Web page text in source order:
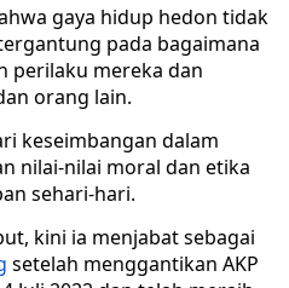
gaya hidup hedon tidak
pada bagaimana
perilaku mereka dan
orang lain.
keseimbangan dalam
nilai-nilai moral dan etika
sehari-hari.
kini ia menjabat sebagai
setelah menggantikan AKP